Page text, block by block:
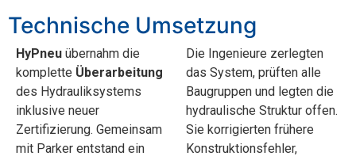
Technische Umsetzung
HyPneu übernahm die
komplette Überarbeitung
des Hydrauliksystems
inklusive neuer
Zertifizierung. Gemeinsam
mit Parker entstand ein
Die Ingenieure zerlegten
das System, prüften alle
Baugruppen und legten die
hydraulische Struktur offen.
Sie korrigierten frühere
Konstruktionsfehler,